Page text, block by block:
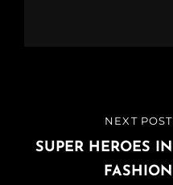
Navigazione
articoli
POST
NEXT POST
SUPER HEROES IN
FASHION